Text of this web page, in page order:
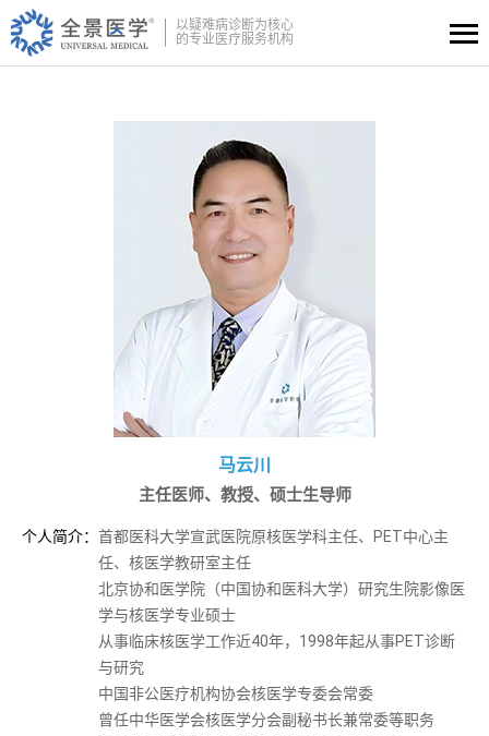
以疑难病诊断为核心
的专业医疗服务机构
马云川
主任医师、教授、硕士生导师
个人简介： 首都医科大学宣武医院原核医学科主任、PET中心主
任、核医学教研室主任
北京协和医学院（中国协和医科大学）研究生院影像医
学与核医学专业硕士
从事临床核医学工作近40年，1998年起从事PET诊断
与研究
中国非公医疗机构协会核医学专委会常委
曾任中华医学会核医学分会副秘书长兼常委等职务